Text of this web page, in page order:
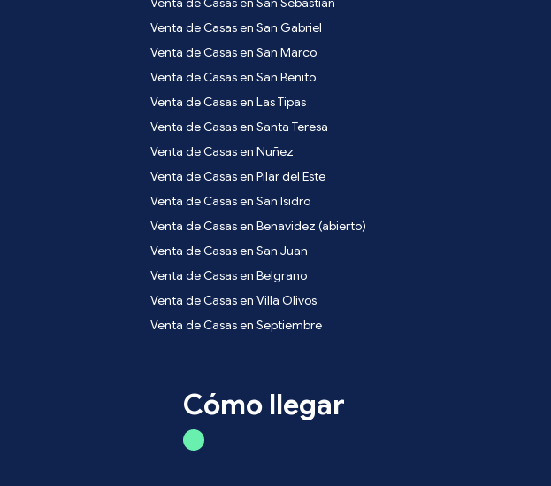
Venta de Casas en San Gabriel
Venta de Casas en San Marco
Venta de Casas en San Benito
Venta de Casas en Las Tipas
Venta de Casas en Santa Teresa
Venta de Casas en Nuñez
Venta de Casas en Pilar del Este
Venta de Casas en San Isidro
Venta de Casas en Benavidez (abierto)
Venta de Casas en San Juan
Venta de Casas en Belgrano
Venta de Casas en Villa Olivos
Venta de Casas en Septiembre
Cómo llegar